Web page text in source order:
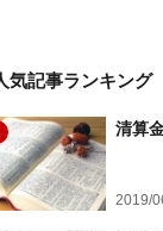
気記事ランキング
清算
2019/